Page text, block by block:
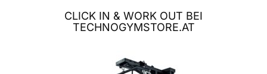
CLICK IN & WORK OUT BEI
TECHNOGYMSTORE.AT